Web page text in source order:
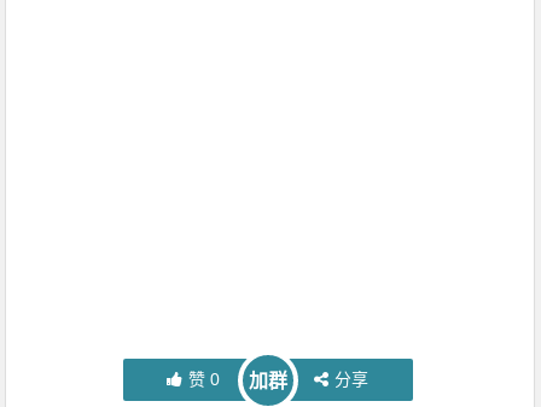
赞 0 加群 分享